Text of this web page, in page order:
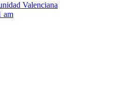
Valenciana
am